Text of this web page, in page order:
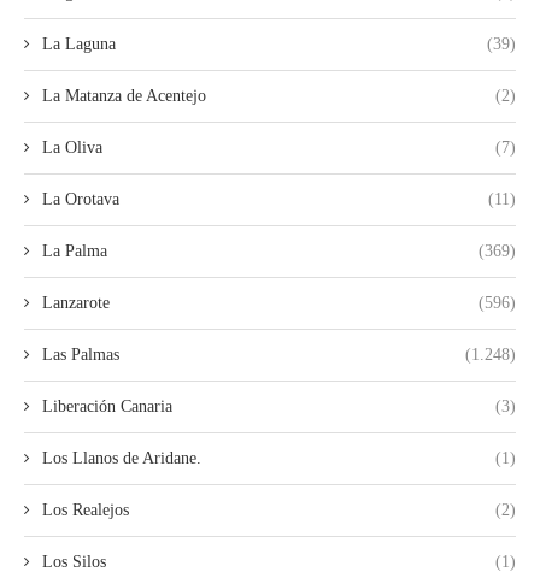
La Laguna (39)
La Matanza de Acentejo (2)
La Oliva (7)
La Orotava (11)
La Palma (369)
Lanzarote (596)
Las Palmas (1.248)
Liberación Canaria (3)
Los Llanos de Aridane. (1)
Los Realejos (2)
Los Silos (1)